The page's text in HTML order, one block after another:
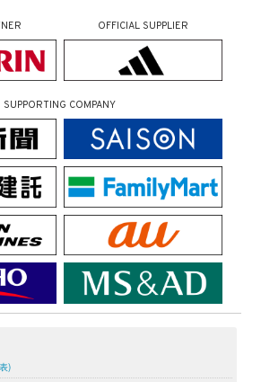
OFFICIAL SUPPLIER
SUPPORTING COMPANY
)